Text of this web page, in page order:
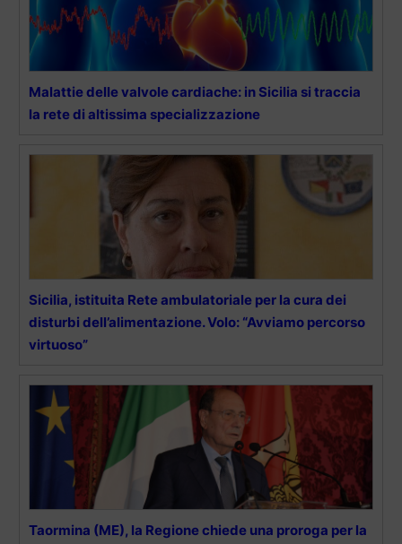
Malattie delle valvole cardiache: in Sicilia si traccia
la rete di altissima specializzazione
Sicilia, istituita Rete ambulatoriale per la cura dei
disturbi dell’alimentazione. Volo: “Avviamo percorso
virtuoso”
Taormina (ME), la Regione chiede una proroga per la